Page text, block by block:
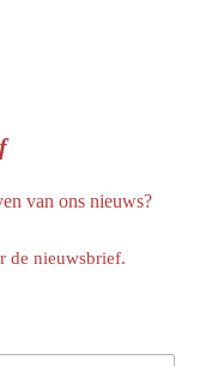
van ons nieuws?
de nieuwsbrief.